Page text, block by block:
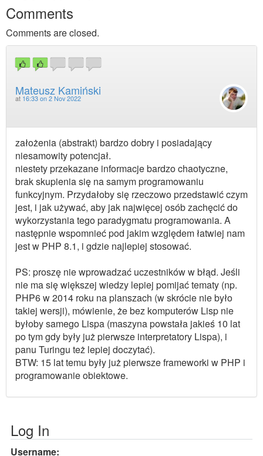
Comments
Comments are closed.
Mateusz Kamiński
at 16:33 on 2 Nov 2022
założenia (abstrakt) bardzo dobry i posiadający
niesamowity potencjał.
niestety przekazane informacje bardzo chaotyczne,
brak skupienia się na samym programowaniu
funkcyjnym. Przydałoby się rzeczowo przedstawić czym
jest, i jak używać, aby jak najwięcej osób zachęcić do
wykorzystania tego paradygmatu programowania. A
następnie wspomnieć pod jakim względem łatwiej nam
jest w PHP 8.1, i gdzie najlepiej stosować.
PS: proszę nie wprowadzać uczestników w błąd. Jeśli
nie ma się większej wiedzy lepiej pomijać tematy (np.
PHP6 w 2014 roku na planszach (w skrócie nie było
takiej wersji), mówienie, że bez komputerów Lisp nie
byłoby samego Lispa (maszyna powstała jakieś 10 lat
po tym gdy były już pierwsze interpretatory Lispa), i
panu Turingu też lepiej doczytać).
BTW: 15 lat temu były już pierwsze frameworki w PHP i
programowanie obiektowe.
Log In
Username: